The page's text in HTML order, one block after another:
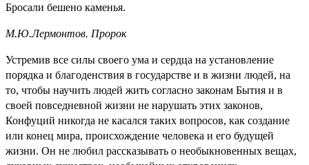
Бросали бешено каменья.
М.Ю.Лермонтов. Пророк
Устремив все силы своего ума и сердца на установление
порядка и благоденствия в государстве и в жизни людей, на
то, чтобы научить людей жить согласно законам Бытия и в
своей повседневной жизни не нарушать этих законов,
Конфуций никогда не касался таких вопросов, как создание
или конец мира, происхождение человека и его будущей
жизни. Он не любил рассказывать о необыкновенных вещах,